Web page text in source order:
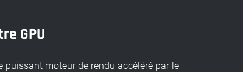
GPU
puissant moteur de rendu accéléré par le